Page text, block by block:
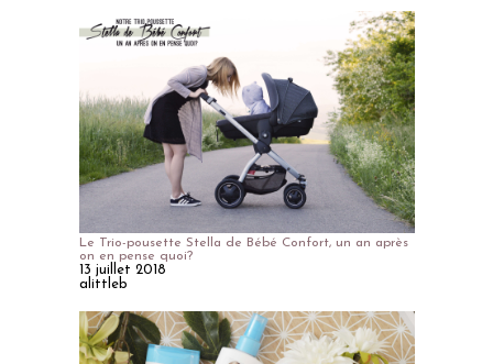
Le Trio-pousette Stella de Bébé Confort, un an après
on en pense quoi?
13 juillet 2018
alittleb